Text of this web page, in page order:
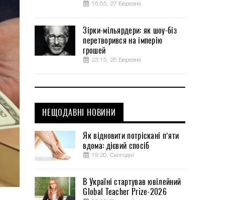
16:55, 27 Березня
Зірки-мільярдери: як шоу-біз
перетворився на імперію
грошей
23:15, 25 Березня
НЕЩОДАВНІ НОВИНИ
Як відновити потріскані п’яти
вдома: дієвий спосіб
19:20, Сьогодні
В Україні стартував ювілейний
Global Teacher Prize-2026